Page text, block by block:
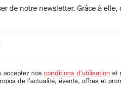
de notre newsletter. Grâce à
acceptez nos conditions d'utilisation et
de l'actualité, évents, offres et